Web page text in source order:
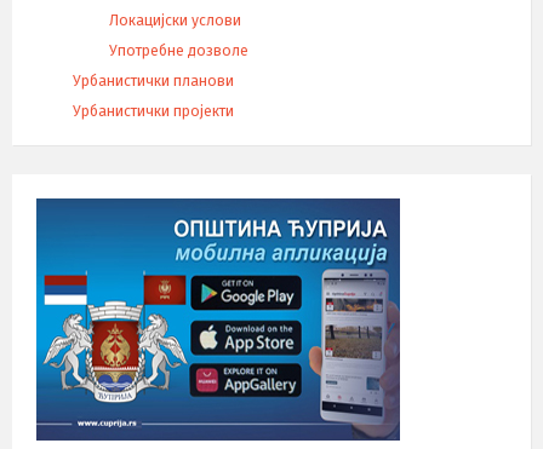
Локацијски услови
Употребне дозволе
Урбанистички планови
Урбанистички пројекти